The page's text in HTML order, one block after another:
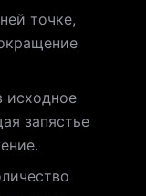
точке,
исходное
запястье